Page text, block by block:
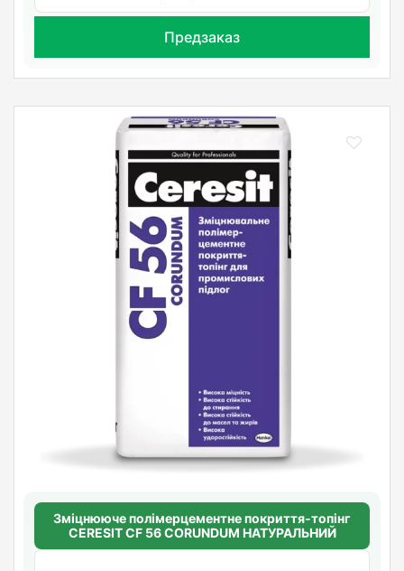
Предзаказ
Зміцнююче полімерцементне покриття-топінг
CERESIT CF 56 CORUNDUM НАТУРАЛЬНИЙ